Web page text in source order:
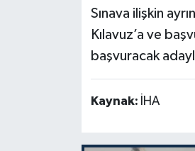
Sınava ilişkin
Kılavuz’a ve
başvuracak
Kaynak: İHA